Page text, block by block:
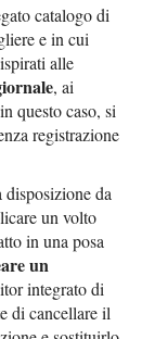
catalogo di
e in cui
alle
, ai
questo caso, si
registrazione
disposizione da
un volto
in una posa
un
integrato di
di cancellare il